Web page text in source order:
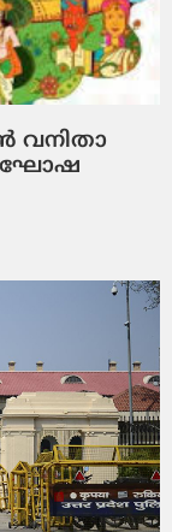
വനിതാ